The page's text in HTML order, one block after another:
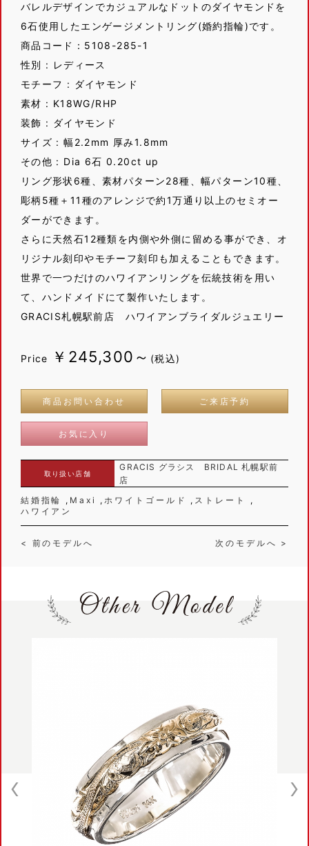
バレルデザインでカジュアルなドットのダイヤモンドを
6石使用したエンゲージメントリング(婚約指輪)です。
商品コード：5108-285-1
性別 : レディース
モチーフ : ダイヤモンド
素材 : K18WG/RHP
装飾 : ダイヤモンド
サイズ : 幅2.2mm 厚み1.8mm
その他 : Dia 6石 0.20ct up
リング形状6種、素材パターン28種、幅パターン10種、
彫柄5種＋11種のアレンジで約1万通り以上のセミオー
ダーができます。
さらに天然石12種類を内側や外側に留める事ができ、オ
リジナル刻印やモチーフ刻印も加えることもできます。
世界で一つだけのハワイアンリングを伝統技術を用い
て、ハンドメイドにて製作いたします。
GRACIS札幌駅前店 ハワイアンブライダルジュエリー
Price ￥245,300～ (税込)
商品お問い合わせ ご来店予約
お気に入り
取り扱い店舗
GRACIS グラシス BRIDAL 札幌駅前
店
結婚指輪
Maxi ホワイトゴールド
ストレート
ハワイアン
< 前のモデルへ 次のモデルへ >